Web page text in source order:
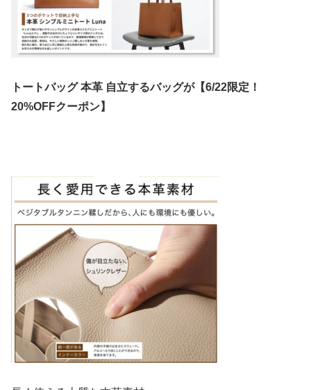
トートバッグ 本革 自立するバッグが【6/22限定！
20%OFFクーポン】